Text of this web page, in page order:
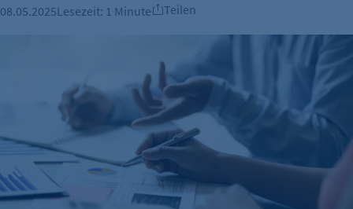
08.05.2025Lesezeit: 1 Minute Teilen